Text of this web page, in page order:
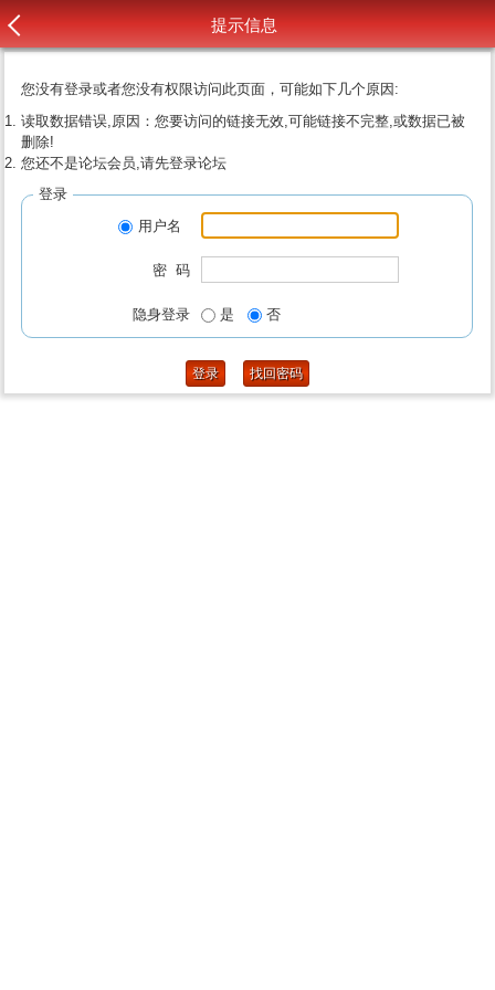
提示信息
您没有登录或者您没有权限访问此页面，可能如下几个原因:
读取数据错误,原因：您要访问的链接无效,可能链接不完整,或数据已被
删除!
您还不是论坛会员,请先登录论坛
登录
用户名
密 码
隐身登录 是 否